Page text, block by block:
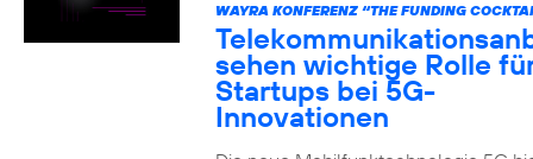
WAYRA KONFERENZ “THE FUNDING
sehen wichtige Rolle
Startups bei 5G-
Innovationen